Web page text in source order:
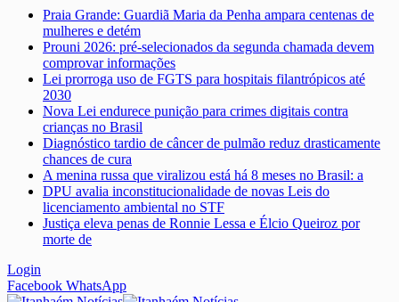
Praia Grande: Guardiã Maria da Penha ampara centenas de
mulheres e detém
Prouni 2026: pré-selecionados da segunda chamada devem
comprovar informações
Lei prorroga uso de FGTS para hospitais filantrópicos até
2030
Nova Lei endurece punição para crimes digitais contra
crianças no Brasil
Diagnóstico tardio de câncer de pulmão reduz drasticamente
chances de cura
A menina russa que viralizou está há 8 meses no Brasil: a
DPU avalia inconstitucionalidade de novas Leis do
licenciamento ambiental no STF
Justiça eleva penas de Ronnie Lessa e Élcio Queiroz por
morte de
Login
Facebook WhatsApp